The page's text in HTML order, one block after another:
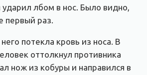
лбом в нос. Было видно,
первый раз.
потекла кровь из носа. В
оттолкнул противника
нож из кобуры и направился в